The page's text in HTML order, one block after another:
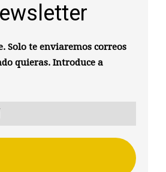
Solo te enviaremos correos
quieras. Introduce a